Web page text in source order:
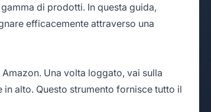
di prodotti. In questa guida,
efficacemente attraverso una
Una volta loggato, vai sulla
alto. Questo strumento fornisce tutto il